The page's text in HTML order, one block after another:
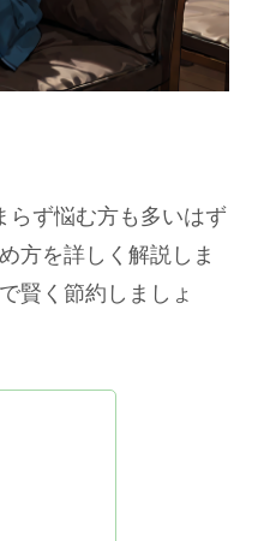
らず悩む方も多いはず
方を詳しく解説しま
賢く節約しましょ